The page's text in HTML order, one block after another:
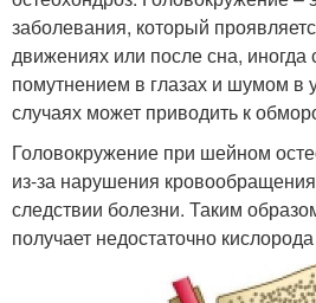
заболевания, который
движениях или после сна, иногда
помутнением в глазах и шумом в
случаях может приводить к
Головокружение при шейном
из-за нарушения
следствии болезни. Таким
получает недостаточно